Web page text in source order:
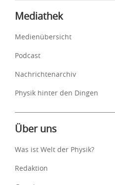
Mediathek
Medienübersicht
Podcast
Nachrichtenarchiv
Physik hinter den Dingen
Über uns
Was ist Welt der Physik?
Redaktion